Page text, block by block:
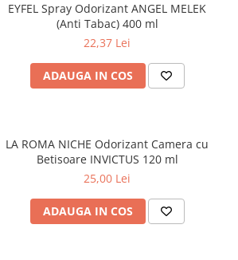
EYFEL Spray Odorizant ANGEL MELEK
(Anti Tabac) 400 ml
22,37 Lei
ADAUGA IN COS
LA ROMA NICHE Odorizant Camera cu
Betisoare INVICTUS 120 ml
25,00 Lei
ADAUGA IN COS